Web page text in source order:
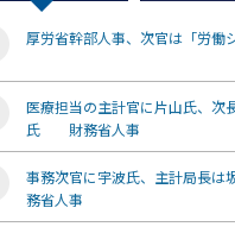
厚労省幹部人事、次官は「労働
医療担当の主計官に片山氏、次
氏 財務省人事
事務次官に宇波氏、主計局長
務省人事